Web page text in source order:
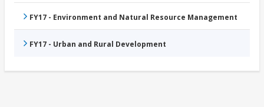
FY17 - Environment and Natural Resource Management
FY17 - Urban and Rural Development